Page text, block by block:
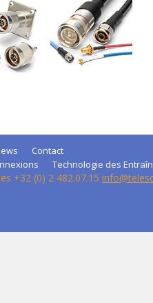
Contact
Technologie des
+32 (0) 2 482.07.15